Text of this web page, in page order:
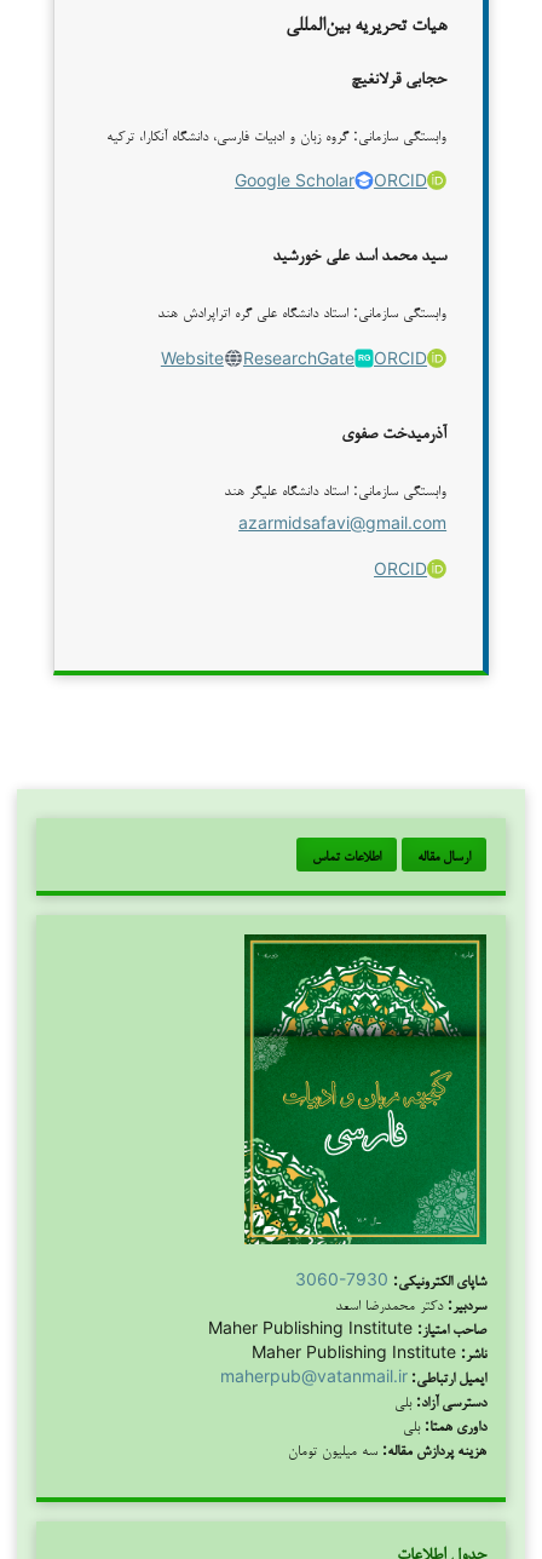
هیات تحریریه بین‌المللی
حجابی قرلانغیچ
وابستگی سازمانی: گروه زبان و ادبیات فارسی، دانشگاه آنکارا، ترکیه
ORCID
Google Scholar
سید محمد اسد علی خورشید
وابستگی سازمانی: استاد دانشگاه علی گره اتراپرادش هند
ORCID
ResearchGate
Website
آذرمیدخت صفوی
وابستگی سازمانی: استاد دانشگاه علیگر هند
azarmidsafavi@gmail.com
ORCID
ارسال مقاله اطلاعات تماس
شاپای الکترونیکی: 3060-7930
سردبیر: دکتر محمدرضا اسعد
صاحب امتیاز:
ناشر:
ایمیل ارتباطی: maherpub@vatanmail.ir
دسترسی آزاد: بلی
داوری همتا: بلی
هزینه پردازش مقاله: سه میلیون تومان